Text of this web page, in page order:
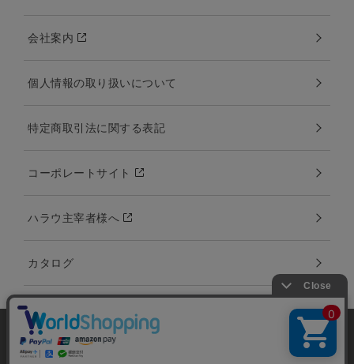
会社案内
個人情報の取り扱いについて
特定商取引法に関する表記
コーポレートサイト
ハラウ主宰者様へ
カタログ
Copyright:©2000-2020 Amina Collection Co.,LTD all rights reserved.
当サイトではユーザーの利便性向上やサイト改
善のためにCookieを使用しています。 詳細につ
承諾する